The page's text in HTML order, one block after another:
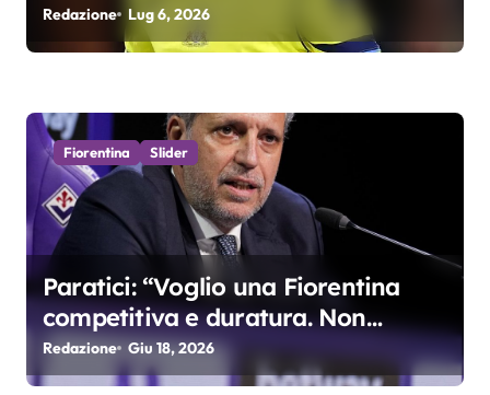
c
o
l
i
Redazione Lug 6, 2026
Fiorentina Slider
Paratici: “Voglio una Fiorentina
competitiva e duratura. Non
accetterei di arrivare ottavo per 4
anni di fila…”
Redazione Giu 18, 2026